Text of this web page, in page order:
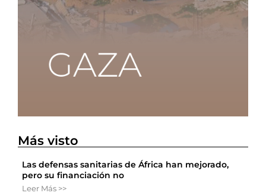
Más visto
Las defensas sanitarias de África han mejorado,
pero su financiación no
Leer Más >>